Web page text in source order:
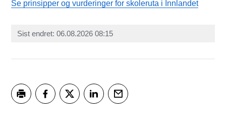
Se prinsipper og vurderinger for skoleruta i Innlandet
Sist endret 06.08.2026 08:15